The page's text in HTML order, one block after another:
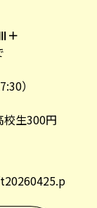
＋
）
校生300円